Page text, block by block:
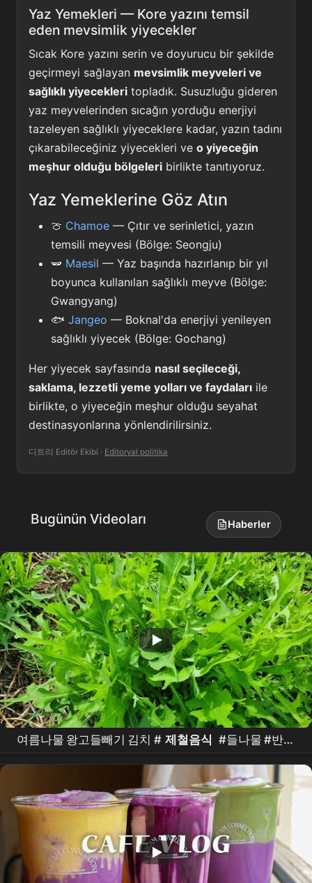
Yaz Yemekleri — Kore yazını temsil
eden mevsimlik yiyecekler
Sıcak Kore yazını serin ve doyurucu bir şekilde
geçirmeyi sağlayan mevsimlik meyveleri ve
sağlıklı yiyecekleri topladık. Susuzluğu gideren
yaz meyvelerinden sıcağın yorduğu enerjiyi
tazeleyen sağlıklı yiyeceklere kadar, yazın tadını
çıkarabileceğiniz yiyecekleri ve o yiyeceğin
meşhur olduğu bölgeleri birlikte tanıtıyoruz.
Yaz Yemeklerine Göz Atın
🍈 Chamoe — Çıtır ve serinletici, yazın
temsili meyvesi (Bölge: Seongju)
🫛 Maesil — Yaz başında hazırlanıp bir yıl
boyunca kullanılan sağlıklı meyve (Bölge:
Gwangyang)
🐟 Jangeo — Boknal'da enerjiyi yenileyen
sağlıklı yiyecek (Bölge: Gochang)
Her yiyecek sayfasında nasıl seçileceği,
saklama, lezzetli yeme yolları ve faydaları ile
birlikte, o yiyeceğin meşhur olduğu seyahat
destinasyonlarına yönlendirilirsiniz.
디트리 Editör Ekibi · Editoryal politika
Bugünün Videoları Haberler
여름나물 왕고들빼기 김치 # 제철음식 #들나물 #반찬
#koreanfood